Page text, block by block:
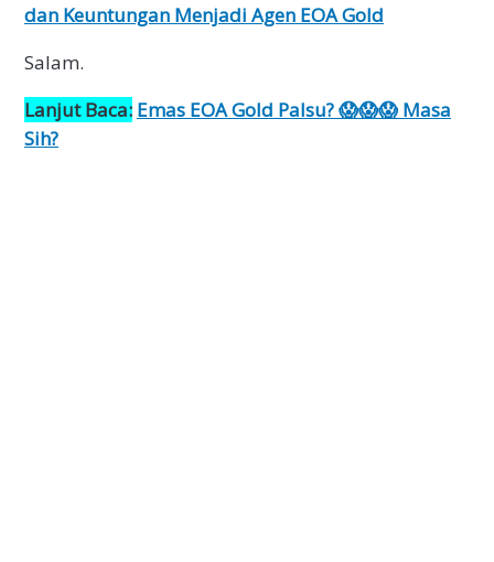
dan Keuntungan Menjadi Agen EOA Gold
Salam.
Lanjut Baca: Emas EOA Gold Palsu? 😱😱😱 Masa
Sih?